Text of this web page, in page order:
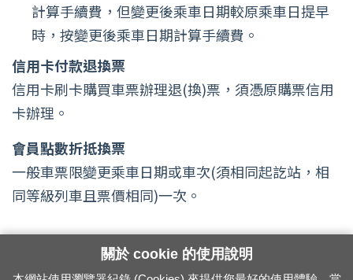
計算手續費，但變更後乘車日期較原乘車日提早
時，按變更後乘車日期計算手續費。
信用卡付款退換票
信用卡刷卡購買車票辦理退(換)票，須憑原購票信用
卡辦理。
會員點數折抵換票
一般車票限變更乘車日期或車次(須相同起訖站，相
同等級列車且票價相同)一次。
關於 cookie 的使用說明